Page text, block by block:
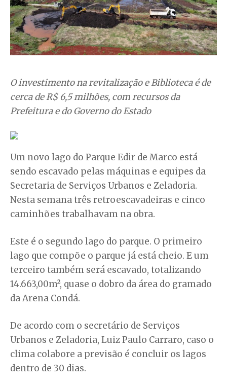
O investimento na revitalização e Biblioteca é de
cerca de R$ 6,5 milhões, com recursos da
Prefeitura e do Governo do Estado
Um novo lago do Parque Edir de Marco está
sendo escavado pelas máquinas e equipes da
Secretaria de Serviços Urbanos e Zeladoria.
Nesta semana três retroescavadeiras e cinco
caminhões trabalhavam na obra.
Este é o segundo lago do parque. O primeiro
lago que compõe o parque já está cheio. E um
terceiro também será escavado, totalizando
14.663,00m², quase o dobro da área do gramado
da Arena Condá.
De acordo com o secretário de Serviços
Urbanos e Zeladoria, Luiz Paulo Carraro, caso o
clima colabore a previsão é concluir os lagos
dentro de 30 dias.